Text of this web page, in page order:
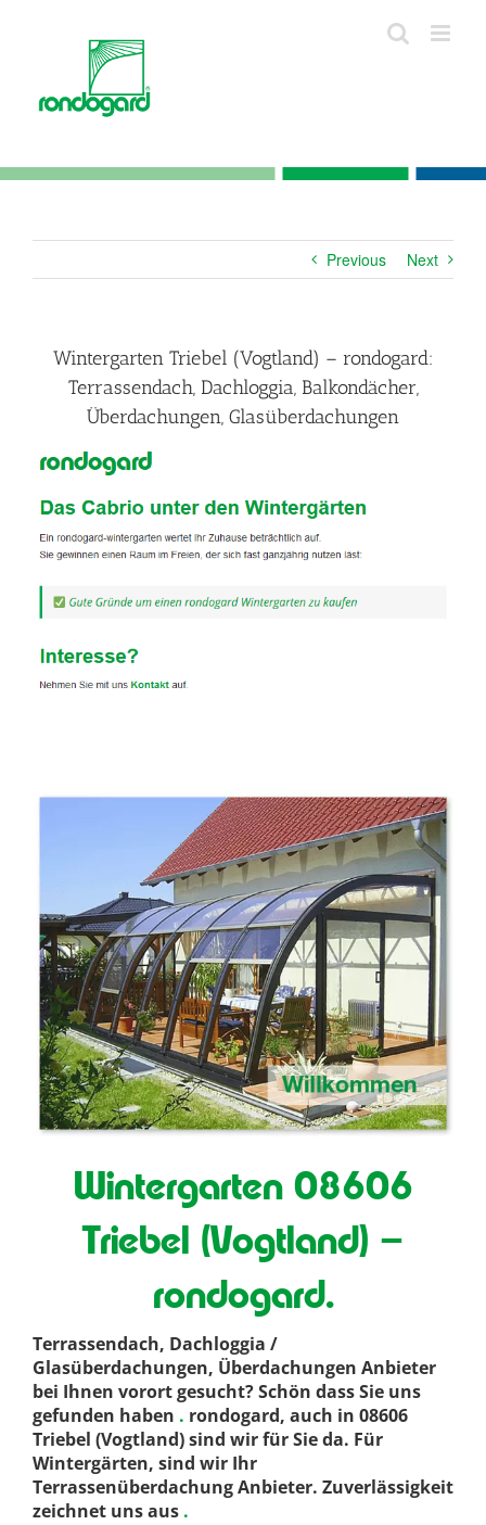
Previous Next
Wintergarten Triebel (Vogtland) – rondogard:
Terrassendach, Dachloggia, Balkondächer,
Überdachungen, Glasüberdachungen
Wintergarten 08606
Triebel (Vogtland) –
rondogard.
Terrassendach, Dachloggia /
Glasüberdachungen, Überdachungen Anbieter
bei Ihnen vorort gesucht? Schön dass Sie uns
gefunden haben . rondogard, auch in 08606
Triebel (Vogtland) sind wir für Sie da. Für
Wintergärten, sind wir Ihr
Terrassenüberdachung Anbieter. Zuverlässigkeit
zeichnet uns aus .